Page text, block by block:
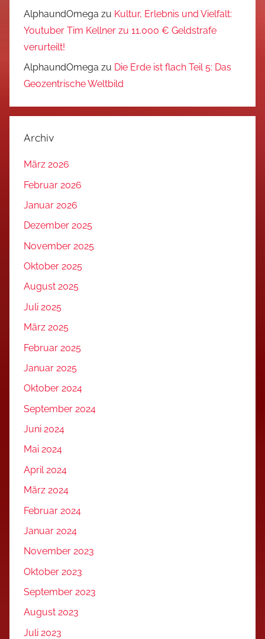
AlphaundOmega zu Kultur, Erlebnis und Vielfalt:
Youtuber Tim Kellner zu 11.000 € Geldstrafe
verurteilt!
AlphaundOmega zu Die Erde ist flach Teil 5: Das
Geozentrische Weltbild
Archiv
März 2026
Februar 2026
Januar 2026
Dezember 2025
November 2025
Oktober 2025
August 2025
Juli 2025
März 2025
Februar 2025
Januar 2025
Oktober 2024
September 2024
Juni 2024
Mai 2024
April 2024
März 2024
Februar 2024
Januar 2024
November 2023
Oktober 2023
September 2023
August 2023
Juli 2023